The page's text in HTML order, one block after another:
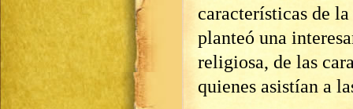
características de
planteó una
religiosa, de las
quienes asistían a